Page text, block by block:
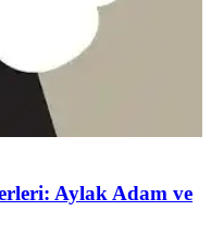
Aylak Adam ve